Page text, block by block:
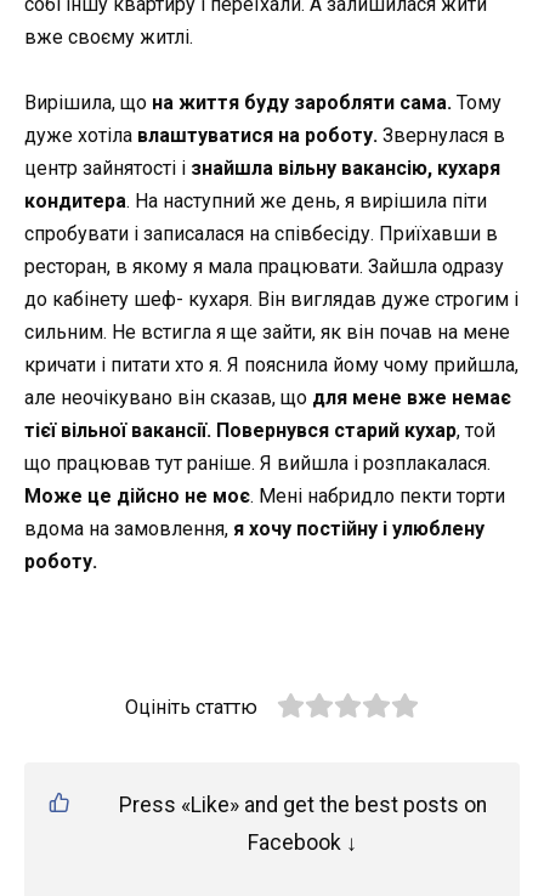
вже своєму житлі.
Вирішила, що на життя буду заробляти сама. Тому
дуже хотіла влаштуватися на роботу. Звернулася в
центр зайнятості і знайшла вільну вакансію, кухаря
кондитера. На наступний же день, я вирішила піти
спробувати і записалася на співбесіду. Приїхавши в
ресторан, в якому я мала працювати. Зайшла одразу
до кабінету шеф- кухаря. Він виглядав дуже строгим і
сильним. Не встигла я ще зайти, як він почав на мене
кричати і питати хто я. Я пояснила йому чому прийшла,
але неочікувано він сказав, що для мене вже немає
тієї вільної вакансії. Повернувся старий кухар, той
що працював тут раніше. Я вийшла і розплакалася.
Може це дійсно не моє. Мені набридло пекти торти
вдома на замовлення, я хочу постійну і улюблену
роботу.
Оцініть статтю
Press «Like» and get the best posts on
Facebook ↓